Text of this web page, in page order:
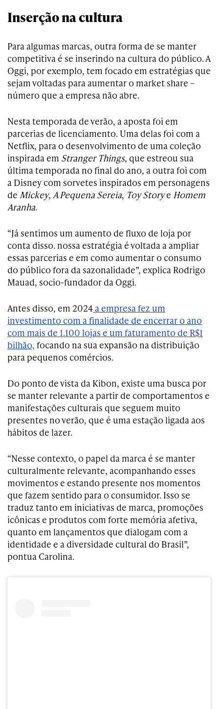
Inserção na cultura
Para algumas marcas, outra forma de se manter
competitiva é se inserindo na cultura do público. A
Oggi, por exemplo, tem focado em estratégias que
sejam voltadas para aumentar o market share –
número que a empresa não abre.
Nesta temporada de verão, a aposta foi em
parcerias de licenciamento. Uma delas foi com a
Netflix, para o desenvolvimento de uma coleção
inspirada em Stranger Things, que estreou sua
última temporada no final do ano, a outra foi com
a Disney com sorvetes inspirados em personagens
de Mickey, A Pequena Sereia, Toy Storye Homem
Aranha.
“Já sentimos um aumento de fluxo de loja por
conta disso. nossa estratégia é voltada a ampliar
essas parcerias e em como aumentar o consumo
do público fora da sazonalidade”, explica Rodrigo
Mauad, socio-fundador da Oggi.
Antes disso, em 2024 a empresa fez um
investimento com a finalidade de encerrar o ano
com mais de 1.100 lojas e um faturamento de R$1
bilhão, focando na sua expansão na distribuição
para pequenos comércios.
Do ponto de vista da Kibon, existe uma busca por
se manter relevante a partir de comportamentos e
manifestações culturais que seguem muito
presentes no verão, que é uma estação ligada aos
hábitos de lazer.
“Nesse contexto, o papel da marca é se manter
culturalmente relevante, acompanhando esses
movimentos e estando presente nos momentos
que fazem sentido para o consumidor. Isso se
traduz tanto em iniciativas de marca, promoções
icônicas e produtos com forte memória afetiva,
quanto em lançamentos que dialogam com a
identidade e a diversidade cultural do Brasil”,
pontua Carolina.